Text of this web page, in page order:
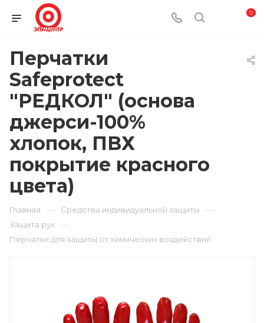
0
Перчатки
Safeprotect
"РЕДКОЛ" (основа
джерси-100%
хлопок, ПВХ
покрытие красного
цвета)
Главная — Средства индивидуальной защиты —
Защита рук —
Перчатки для защиты от химических воздействий